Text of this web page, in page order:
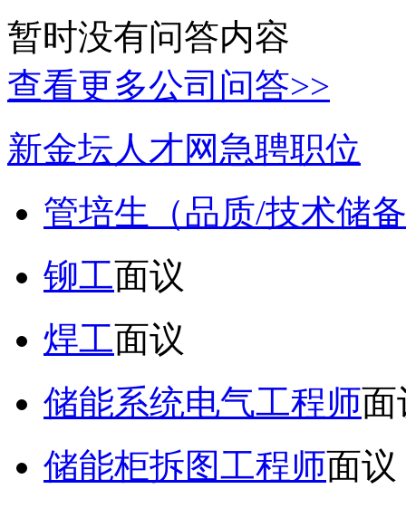
暂时没有问答内容
查看更多公司问答>>
新金坛人才网急聘职位
管培生（品质/技术储
铆工面议
焊工面议
储能系统电气工程师面
储能柜拆图工程师面议